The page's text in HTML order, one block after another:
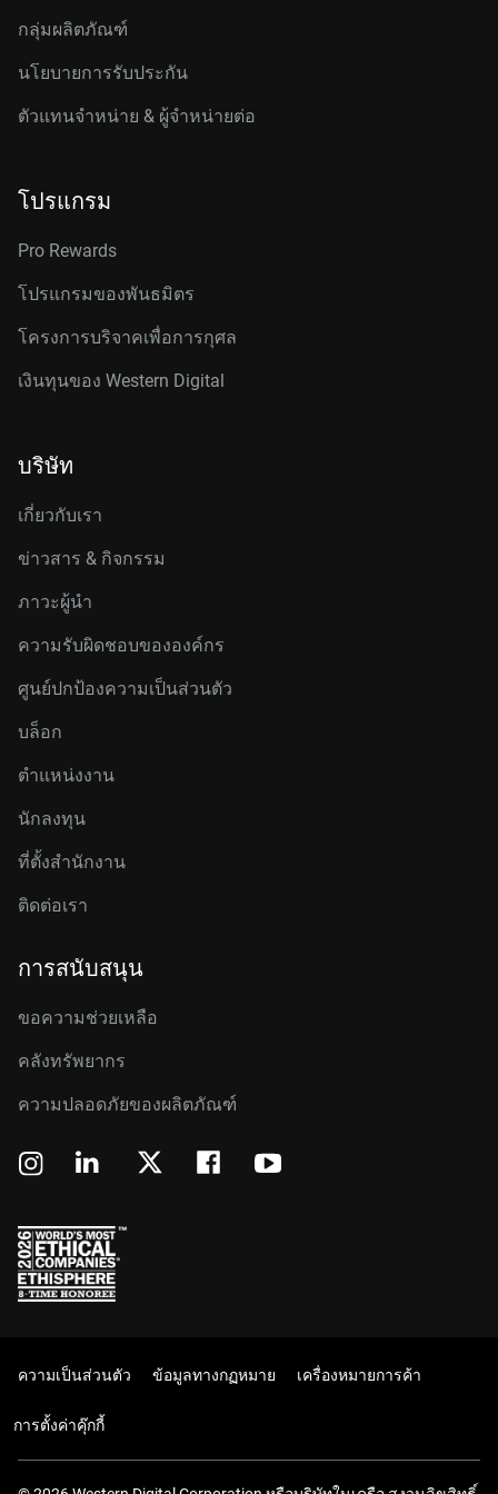
กลุ่มผลิตภัณฑ์
นโยบายการรับประกัน
ตัวแทนจำหน่าย & ผู้จำหน่ายต่อ
โปรแกรม
Pro Rewards
โปรแกรมของพันธมิตร
โครงการบริจาคเพื่อการกุศล
เงินทุนของ Western Digital
บริษัท
เกี่ยวกับเรา
ข่าวสาร & กิจกรรม
ภาวะผู้นำ
ความรับผิดชอบขององค์กร
ศูนย์ปกป้องความเป็นส่วนตัว
บล็อก
ตำแหน่งงาน
นักลงทุน
ที่ตั้งสำนักงาน
ติดต่อเรา
การสนับสนุน
ขอความช่วยเหลือ
คลังทรัพยากร
ความปลอดภัยของผลิตภัณฑ์
ความเป็นส่วนตัว ข้อมูลทางกฏหมาย เครื่องหมายการค้า
การตั้งค่าคุ๊กกี้